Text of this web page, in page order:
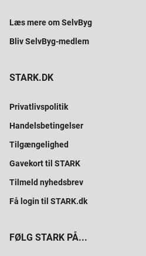
Læs mere om SelvByg
Bliv SelvByg-medlem
STARK.DK
Privatlivspolitik
Handelsbetingelser
Tilgængelighed
Gavekort til STARK
Tilmeld nyhedsbrev
Få login til STARK.dk
FØLG STARK PÅ...